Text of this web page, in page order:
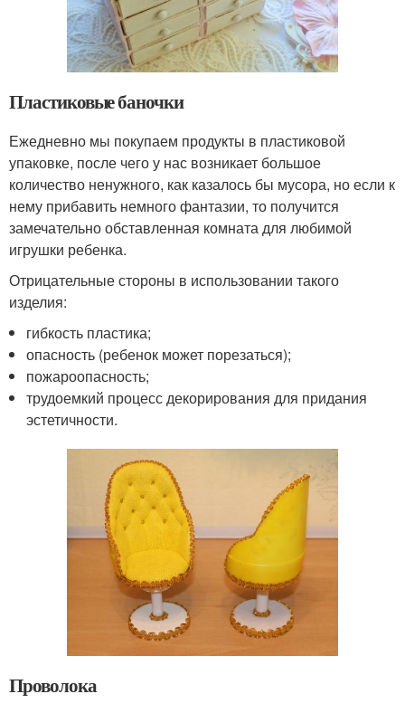
Пластиковые баночки
Ежедневно мы покупаем продукты в пластиковой
упаковке, после чего у нас возникает большое
количество ненужного, как казалось бы мусора, но если к
нему прибавить немного фантазии, то получится
замечательно обставленная комната для любимой
игрушки ребенка.
Отрицательные стороны в использовании такого
изделия:
гибкость пластика;
опасность (ребенок может порезаться);
пожароопасность;
трудоемкий процесс декорирования для придания
эстетичности.
Проволока